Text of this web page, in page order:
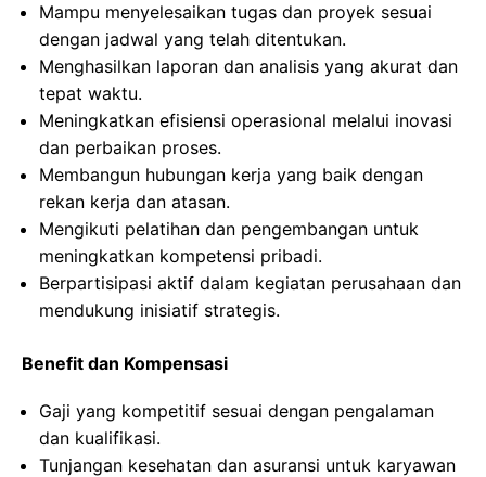
Mampu menyelesaikan tugas dan proyek sesuai
dengan jadwal yang telah ditentukan.
Menghasilkan laporan dan analisis yang akurat dan
tepat waktu.
Meningkatkan efisiensi operasional melalui inovasi
dan perbaikan proses.
Membangun hubungan kerja yang baik dengan
rekan kerja dan atasan.
Mengikuti pelatihan dan pengembangan untuk
meningkatkan kompetensi pribadi.
Berpartisipasi aktif dalam kegiatan perusahaan dan
mendukung inisiatif strategis.
Benefit dan Kompensasi
Gaji yang kompetitif sesuai dengan pengalaman
dan kualifikasi.
Tunjangan kesehatan dan asuransi untuk karyawan